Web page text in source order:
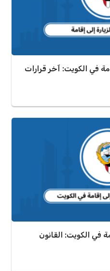
في الكويت: آخر قرارات
في الكويت: القانون